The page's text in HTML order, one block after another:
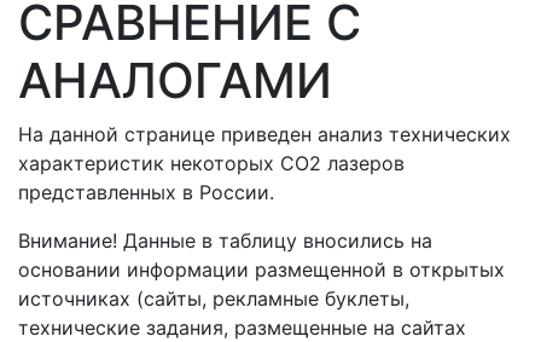
СРАВНЕНИЕ С
АНАЛОГАМИ
На данной странице приведен анализ технических
характеристик некоторых СО2 лазеров
представленных в России.
Внимание! Данные в таблицу вносились на
основании информации размещенной в открытых
источниках (сайты, рекламные буклеты,
технические задания, размещенные на сайтах